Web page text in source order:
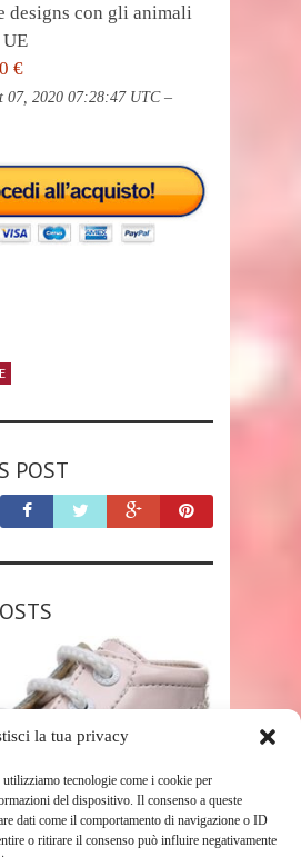
la tua privacy
tecnologie come i cookie per
del dispositivo. Il consenso a queste
dati come il comportamento di navigazione o ID
o ritirare il consenso può influire negativamente
designs con gli animali
€
07, 2020 07:28:47 UTC –
POST